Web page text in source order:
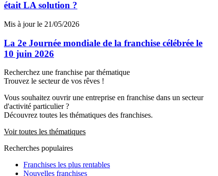
était LA solution ?
Mis à jour le 21/05/2026
La 2e Journée mondiale de la franchise célébrée le
10 juin 2026
Recherchez une franchise par thématique
Trouvez le secteur de vos rêves !
Vous souhaitez ouvrir une entreprise en franchise dans un secteur
d'activité particulier ?
Découvrez toutes les thématiques des franchises.
Voir toutes les thématiques
Recherches populaires
Franchises les plus rentables
Nouvelles franchises